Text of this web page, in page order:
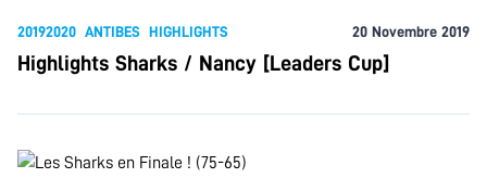
20192020 ANTIBES HIGHLIGHTS 20 Novembre 2019
Highlights Sharks / Nancy [Leaders Cup]